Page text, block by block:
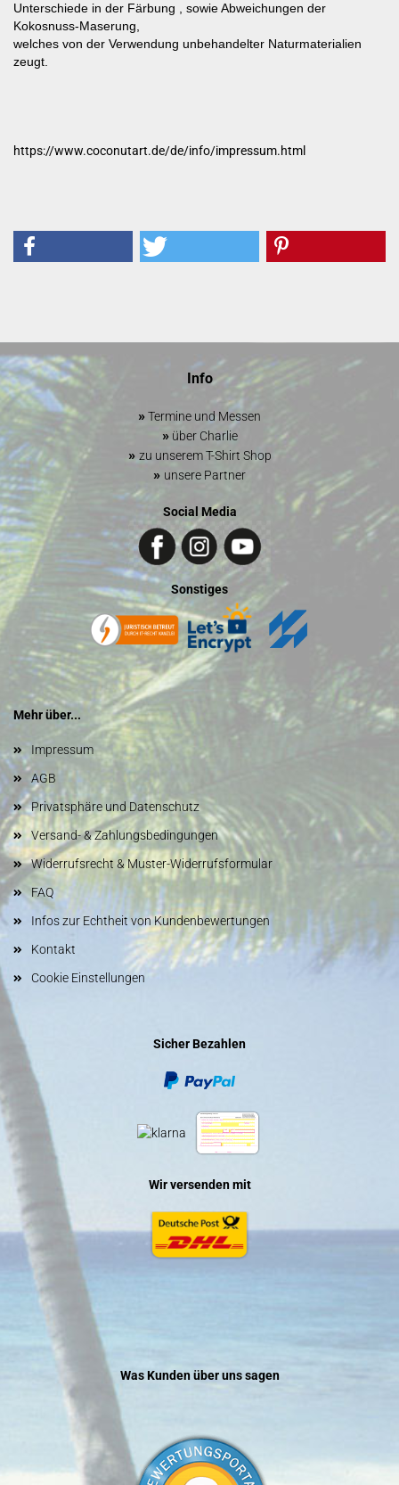
Unterschiede in der Färbung , sowie Abweichungen der
Kokosnuss-Maserung,
welches von der Verwendung unbehandelter Naturmaterialien
zeugt.
https://www.coconutart.de/de/info/impressum.html
Info
»Termine und Messen
» über Charlie
» zu unserem T-Shirt Shop
» unsere Partner
Social Media
Sonstiges
Mehr über...
Impressum
AGB
Privatsphäre und Datenschutz
Versand- & Zahlungsbedingungen
Widerrufsrecht & Muster-Widerrufsformular
FAQ
Infos zur Echtheit von Kundenbewertungen
Kontakt
Cookie Einstellungen
Sicher Bezahlen
Wir versenden mit
Was Kunden über uns sagen